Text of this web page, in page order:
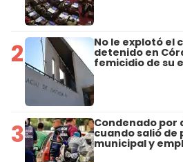
2 No le explotó el
detenido en
femicidio de su
3 Condenado por
cuando salió de
municipal y